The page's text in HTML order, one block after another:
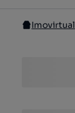
Imovirtual